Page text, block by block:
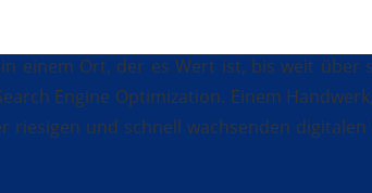
einem Ort, der es Wert ist, bis weit über
Engine Optimization. Einem
riesigen und schnell wachsenden digitalen